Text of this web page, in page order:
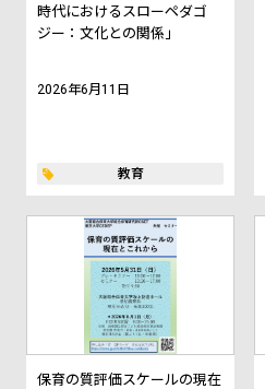
時代におけるスローペダゴ
ジー：文化との関係」
2026年6月11日
教育
保育の質評価スケールの現在